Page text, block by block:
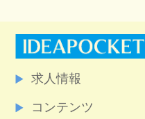
求人情報
コンテンツ